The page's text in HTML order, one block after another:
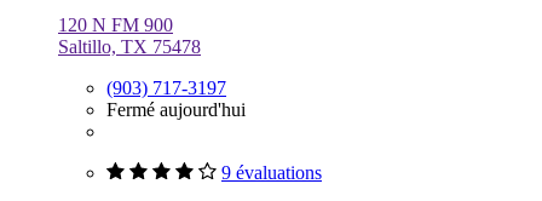
120 N FM 900
Saltillo, TX 75478
(903) 717-3197
Fermé aujourd'hui
9 évaluations